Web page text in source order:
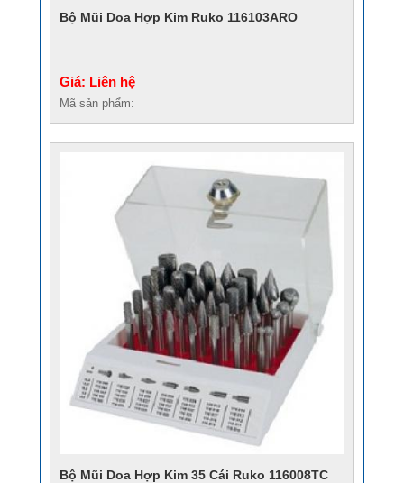
Bộ Mũi Doa Hợp Kim Ruko 116103ARO
Giá: Liên hệ
Mã sản phẩm:
Bộ Mũi Doa Hợp Kim 35 Cái Ruko 116008TC